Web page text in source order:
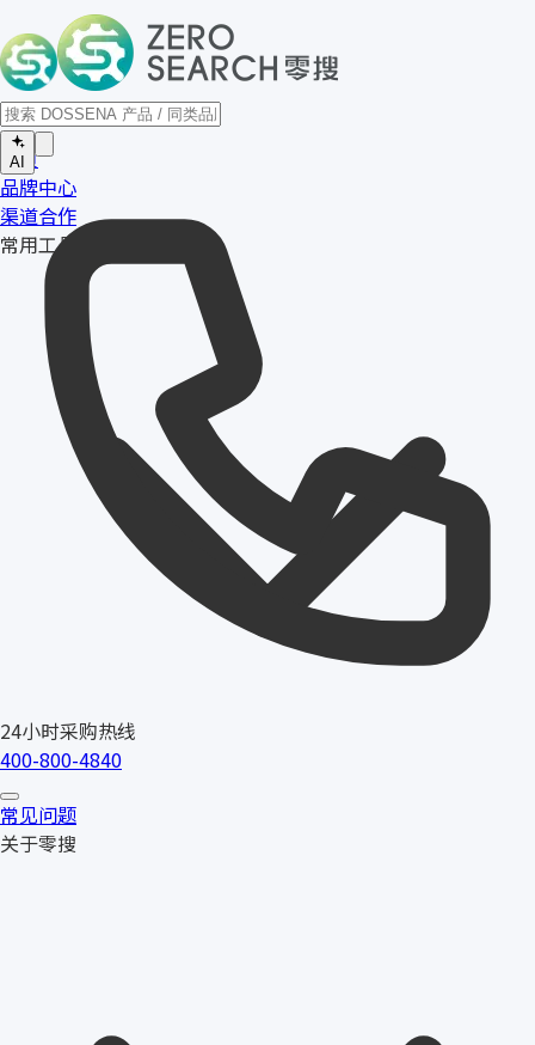
AI
24小时采购热线
400-800-4840
首页
品牌中心
渠道合作
常用工具
常见问题
关于零搜